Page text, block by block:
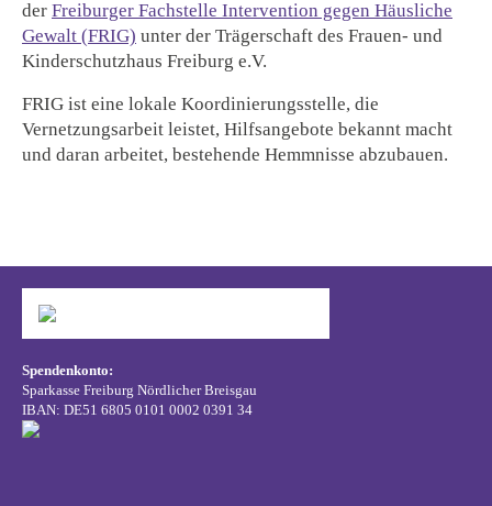
der Freiburger Fachstelle Intervention gegen Häusliche
Gewalt (FRIG) unter der Trägerschaft des Frauen- und
Kinderschutzhaus Freiburg e.V.
FRIG ist eine lokale Koordinierungsstelle, die
Vernetzungsarbeit leistet, Hilfsangebote bekannt macht
und daran arbeitet, bestehende Hemmnisse abzubauen.
Spendenkonto:
Sparkasse Freiburg Nördlicher Breisgau
IBAN: DE51 6805 0101 0002 0391 34